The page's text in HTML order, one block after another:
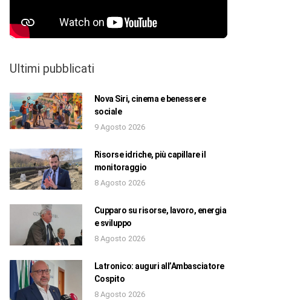
Ultimi pubblicati
Nova Siri, cinema e benessere
sociale
9 Agosto 2026
Risorse idriche, più capillare il
monitoraggio
8 Agosto 2026
Cupparo su risorse, lavoro, energia
e sviluppo
8 Agosto 2026
Latronico: auguri all’Ambasciatore
Cospito
8 Agosto 2026